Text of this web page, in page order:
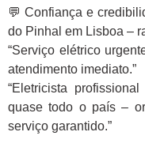
💬 Confiança e
do Pinhal em Lisboa –
“Serviço elétrico
atendimento imediato.”
“Eletricista
quase todo o país –
serviço garantido.”